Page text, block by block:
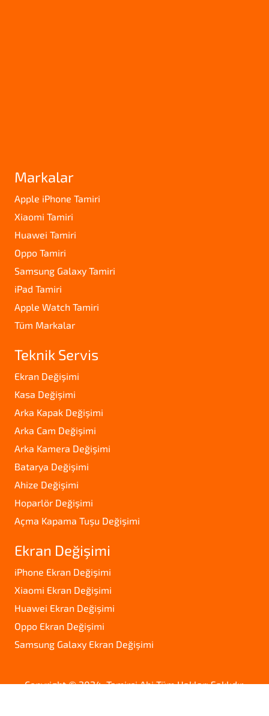
Markalar
Apple iPhone Tamiri
Xiaomi Tamiri
Huawei Tamiri
Oppo Tamiri
Samsung Galaxy Tamiri
iPad Tamiri
Apple Watch Tamiri
Tüm Markalar
Teknik Servis
Ekran Değişimi
Kasa Değişimi
Arka Kapak Değişimi
Arka Cam Değişimi
Arka Kamera Değişimi
Batarya Değişimi
Ahize Değişimi
Hoparlör Değişimi
Açma Kapama Tuşu Değişimi
Ekran Değişimi
iPhone Ekran Değişimi
Xiaomi Ekran Değişimi
Huawei Ekran Değişimi
Oppo Ekran Değişimi
Samsung Galaxy Ekran Değişimi
Copyright © 2024. Tamirci Abi Tüm Hakları Saklıdır.